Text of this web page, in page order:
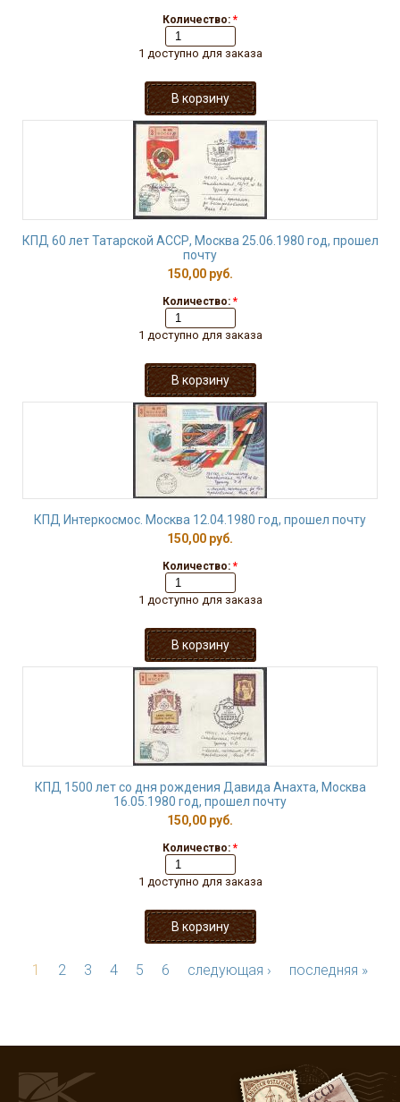
Количество: *
1 доступно для заказа
КПД 60 лет Татарской АССР, Москва 25.06.1980 год, прошел
почту
150,00 руб.
Количество: *
1 доступно для заказа
КПД Интеркосмос. Москва 12.04.1980 год, прошел почту
150,00 руб.
Количество: *
1 доступно для заказа
КПД 1500 лет со дня рождения Давида Анахта, Москва
16.05.1980 год, прошел почту
150,00 руб.
Количество: *
1 доступно для заказа
1 2 3 4 5 6 следующая › последняя »